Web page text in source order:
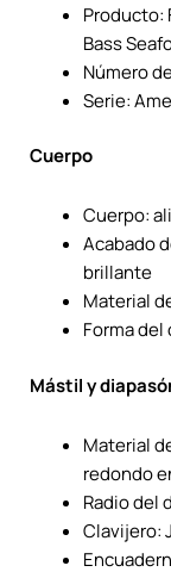
Producto:
Bass
Número
Serie:
Cuerpo
Cuerpo:
Acabado
brillante
Material
Forma del
Mástil y
Material
redondo
Radio del
Clavijero: